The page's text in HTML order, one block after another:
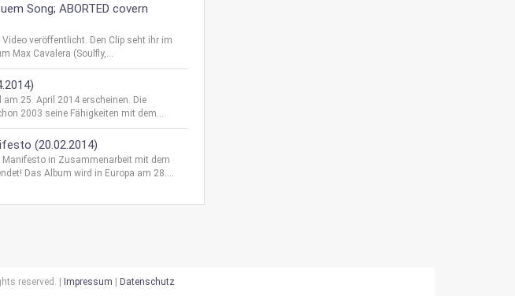
Song; ABORTED covern
veröffentlicht. Den Clip seht ihr im
Max Cavalera (Soulfly,...
25. April 2014 erscheinen. Die
2003 seine Fähigkeiten mit dem...
(20.02.2014)
Manifesto in Zusammenarbeit mit dem
Das Album wird in Europa am 28....
reserved. | Impressum | Datenschutz